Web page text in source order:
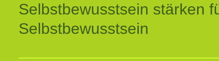
Selbstbewusstsein stärken
Selbstbewusstsein